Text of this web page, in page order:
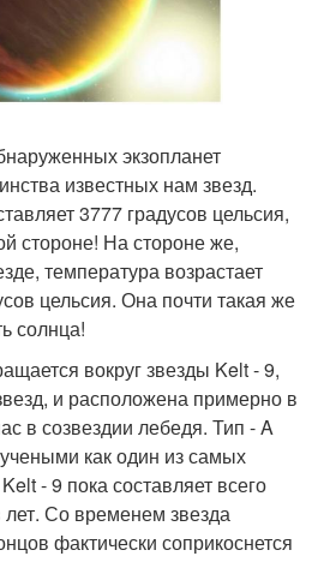
экзопланет
известных нам звезд.
3777 градусов цельсия,
стороне! На стороне же,
температура возрастает
цельсия. Она почти такая же
солнца!
вокруг звезды Kelt - 9,
и расположена примерно в
в созвездии лебедя. Тип - A
как один из самых
- 9 пока составляет всего
Со временем звезда
фактически соприкоснется